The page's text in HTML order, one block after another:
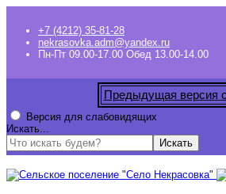
+7 (4212) 35-81-28
nekrasovka.adm@yandex.ru
Пн-Пт 09.00-17.00 Обед 13.00-14.00
Предыдущая версия
Версия для слабовидящих
Искать...
Искать